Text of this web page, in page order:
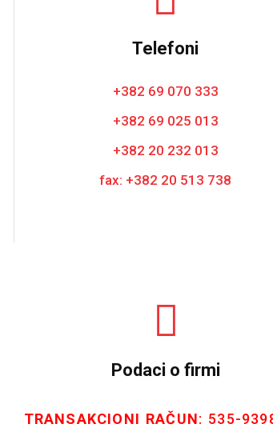
Telefoni
+382 69 070 333
+382 69 025 013
+382 20 232 013
fax: +382 20 513 738
Podaci o firmi
TRANSAKCIONI RAČUN: 535-